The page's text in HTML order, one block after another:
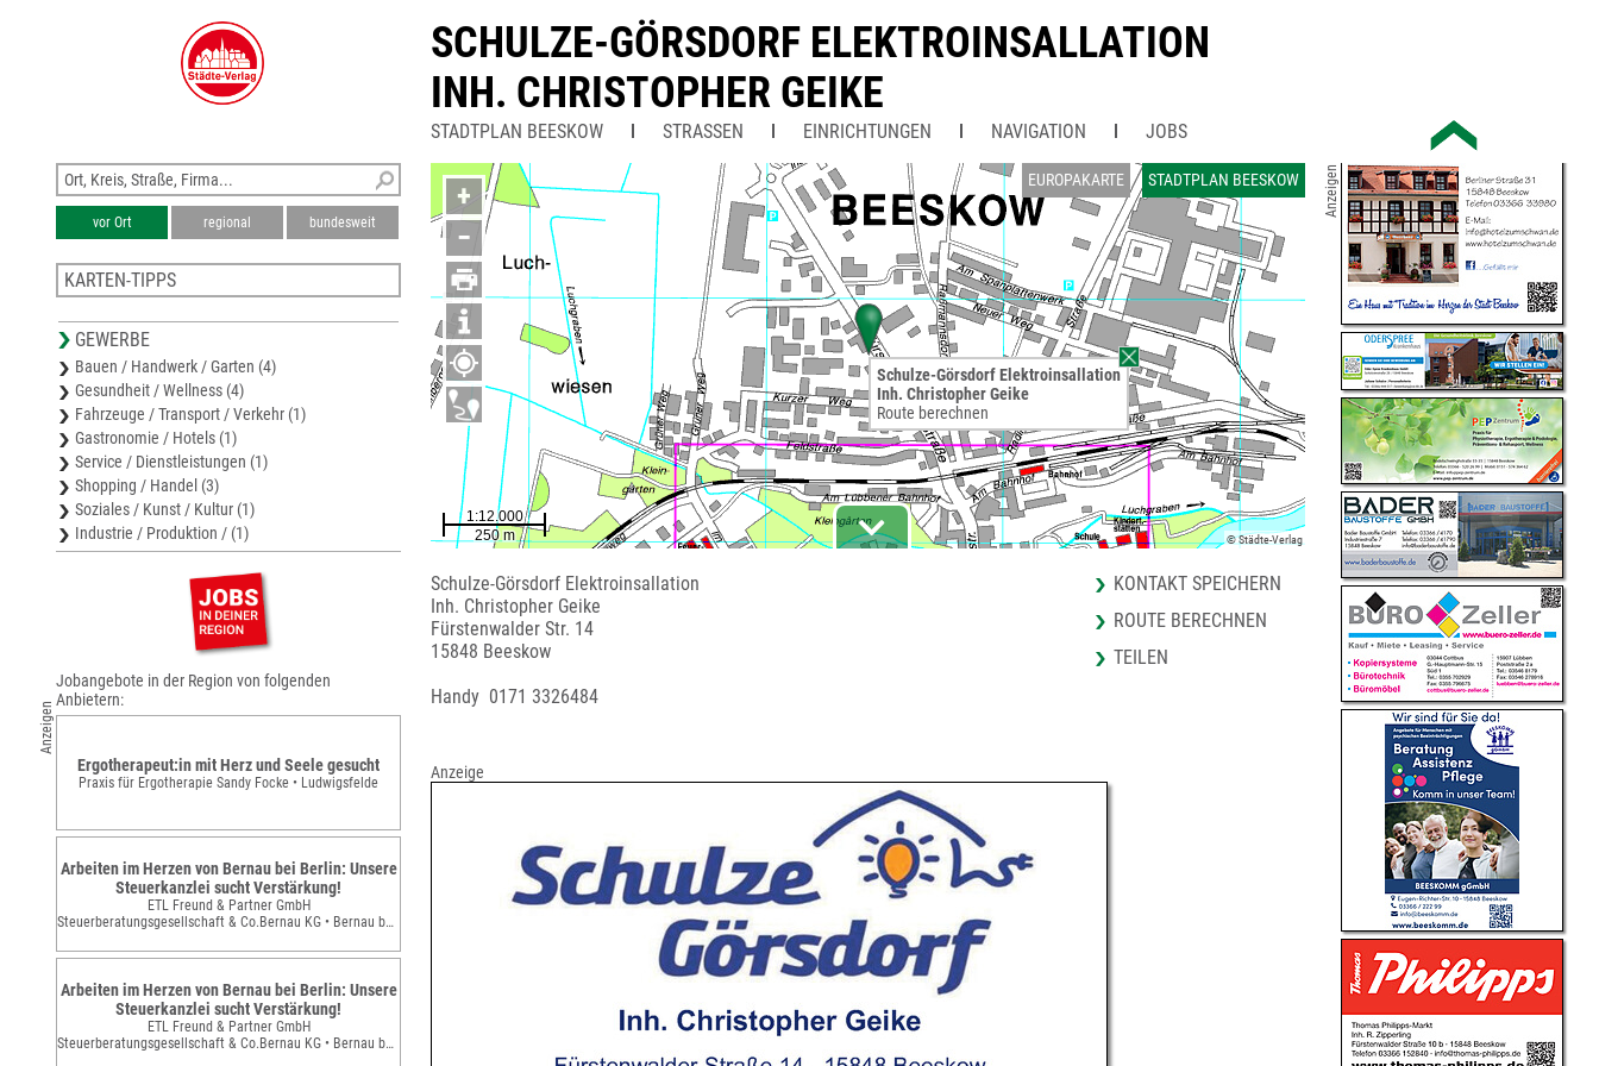
SCHULZE-GÖRSDORF ELEKTROINSALLATION
INH. CHRISTOPHER GEIKE
STADTPLAN BEESKOW STRASSEN EINRICHTUNGEN NAVIGATION JOBS
EUROPAKARTE STADTPLAN BEESKOW
+
−
© Städte-Verlag
Schulze-Görsdorf Elektroinsallation
Inh. Christopher Geike
Route berechnen
Schulze-Görsdorf Elektroinsallation
Inh. Christopher Geike
Fürstenwalder Str. 14
15848 Beeskow
Handy 0171 3326484
KONTAKT SPEICHERN
ROUTE BERECHNEN
TEILEN
Anzeige
vor Ort regional bundesweit
KARTEN-TIPPS
Stadtplan Bad Saarow
Stadtplan Fürstenwalde/Spree
Wirtschaftsregion Storkow
Freizeitkarte Scharmützelsee und Storkower See
GEWERBE
Bauen / Handwerk / Garten (4)
Gesundheit / Wellness (4)
Fahrzeuge / Transport / Verkehr (1)
Gastronomie / Hotels (1)
Service / Dienstleistungen (1)
Shopping / Handel (3)
Soziales / Kunst / Kultur (1)
Industrie / Produktion / (1)
Anzeigen
Jobangebote in der Region von folgenden
Anbietern:
Ergotherapeut:in mit Herz und Seele gesucht
Praxis für Ergotherapie Sandy Focke • Ludwigsfelde
Arbeiten im Herzen von Bernau bei Berlin: Unsere
Steuerkanzlei sucht Verstärkung!
ETL Freund & Partner GmbH
Steuerberatungsgesellschaft & Co.Bernau KG • Bernau bei Berlin
Arbeiten im Herzen von Bernau bei Berlin: Unsere
Steuerkanzlei sucht Verstärkung!
ETL Freund & Partner GmbH
Steuerberatungsgesellschaft & Co.Bernau KG • Bernau bei Berlin
Anzeigen